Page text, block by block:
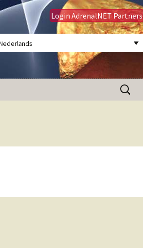
Login AdrenalNET Partners
Zoeken
naar: